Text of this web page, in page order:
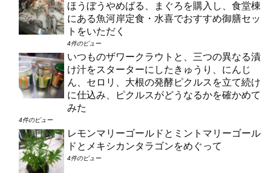
ほうぼうやめばる、まぐろを購入し、食堂棟
にある魚河岸定食・水喜でおすすめ御膳セッ
トをいただく
4件のビュー
いつものザワークラウトと、三つの異なる漬
け汁をスターターにしたきゅうり、にんじ
ん、セロリ、大根の発酵ピクルスを立て続け
に仕込み、ピクルスがどうなるかを確かめて
みた
4件のビュー
レモンマリーゴールドとミントマリーゴール
ドとメキシカンタラゴンをめぐって
4件のビュー